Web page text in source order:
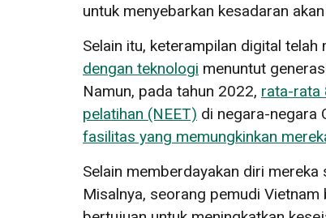
untuk menyebarkan kesadaran
Selain itu, keterampilan digital
dengan teknologi menuntut
Namun, pada tahun 2022, rata-rata
pelatihan (NEET) di negara-negara
fasilitas yang memungkinkan
Selain memberdayakan diri
Misalnya, seorang pemudi Vietnam